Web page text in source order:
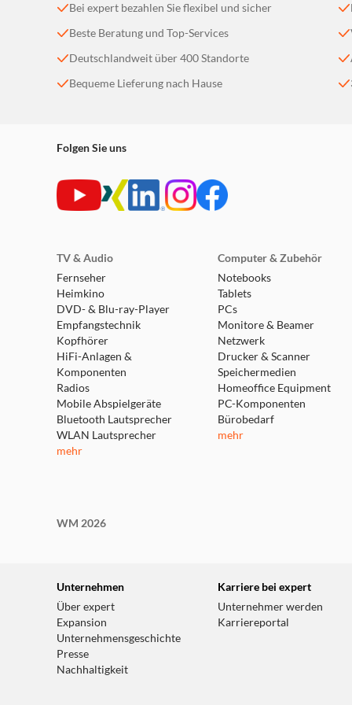
Der benutzerfreundliche Drehknopf bietet
Bei expert bezahlen Sie flexibel und sicher
Beste Beratung und Top-Services
Deutschlandweit über 400 Standorte
Bequeme Lieferung nach Hause
Folgen Sie uns
TV & Audio
Fernseher
Heimkino
DVD- & Blu-ray-Player
Empfangstechnik
Kopfhörer
HiFi-Anlagen &
Komponenten
Radios
Mobile Abspielgeräte
Bluetooth Lautsprecher
WLAN Lautsprecher
mehr
Computer & Zubehör
Notebooks
Tablets
PCs
Monitore & Beamer
Netzwerk
Drucker & Scanner
Speichermedien
Homeoffice Equipment
PC-Komponenten
Bürobedarf
mehr
WM 2026
Unternehmen
Über expert
Expansion
Unternehmensgeschichte
Presse
Nachhaltigkeit
Karriere bei expert
Unternehmer werden
Karriereportal